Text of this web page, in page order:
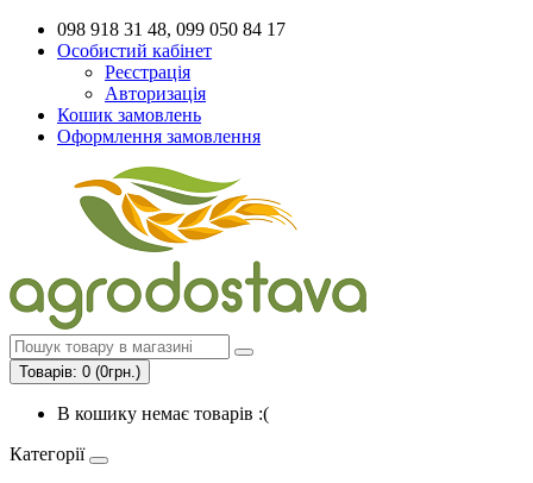
098 918 31 48, 099 050 84 17
Особистий кабінет
Реєстрація
Авторизація
Кошик замовлень
Оформлення замовлення
Товарів: 0 (0грн.)
В кошику немає товарів :(
Категорії